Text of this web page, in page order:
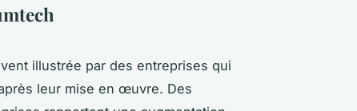
illustrée par des entreprises qui
leur mise en œuvre. Des